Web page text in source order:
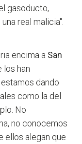
gasoducto,
real malicia".
encima a San
los han
dando
como la del
No
no conocemos
ellos alegan que